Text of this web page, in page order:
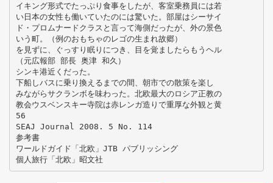
イキング形式でたっぷり食事をしたが、客室乗務員には若
い日本の女性も働いていたのには驚いた。部屋はシーサイ
ド・プロムナードクラスと言って海側だったが、外の景色
いう町。（例のおもちゃのレゴの生まれ故郷）
を見ずに、ぐっすり眠りにつき、目を覚ましたらもうヘル
（元広報部 部長 奥津 和久）
シンキ港近くだった。
下船しバスに乗り換えるまでの間、朝市での散策を楽し
みながらサクランボを味わった。北欧最大のロシア正教の
教会ウスベンスキー寺院は赤レンガ造りで重厚な外観と黄
56
SEAJ Journal 2008. 5 No. 114
参考書
ワールドガイド「北欧」JTB パブリッシング